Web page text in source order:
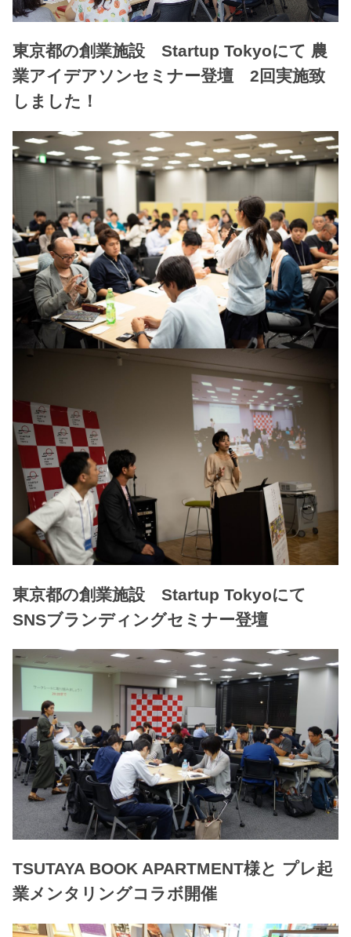
東京都の創業施設 Startup Tokyoにて 農
業アイデアソンセミナー登壇 2回実施致
しました！
東京都の創業施設 Startup Tokyoにて
SNSブランディングセミナー登壇
TSUTAYA BOOK APARTMENT様と プレ起
業メンタリングコラボ開催